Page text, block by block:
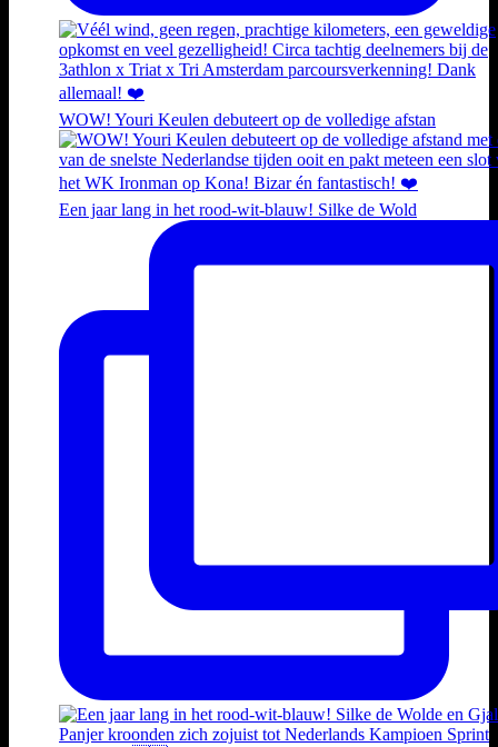
WOW! Youri Keulen debuteert op de volledige afstan
Een jaar lang in het rood-wit-blauw! Silke de Wold